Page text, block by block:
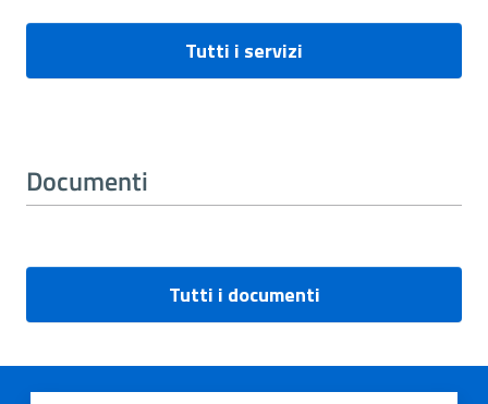
Tutti i servizi
Documenti
Tutti i documenti